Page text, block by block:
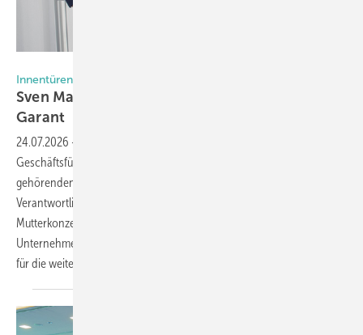
Innentüren
Sven Mang verstärkt Führung von Prüm und
Garant
24.07.2026 -
Geschäftsführungen der beiden zur Schweizer Arbonia-Gruppe
gehörenden Türenhersteller Prüm und Garant. Der bisherige
Verantwortliche für den Bereich Operations im Arbonia-
Mutterkonzern übernimmt damit zusätzliche Verantwortung in der
Unternehmensleitung. Die Erweiterung soll die beiden Türenhersteller
für die weitere Entwicklung